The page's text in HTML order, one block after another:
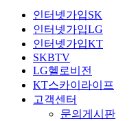
인터넷가입SK
인터넷가입LG
인터넷가입KT
SKBTV
LG헬로비전
KT스카이라이프
고객센터
문의게시판